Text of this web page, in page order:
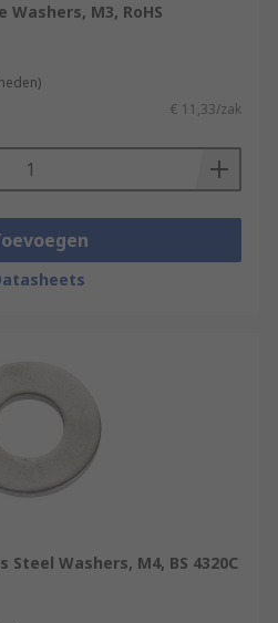
nickel plated.
of washers are round
of a screw of bolt.
washers for use
head.
range of thicknesses
can provide
Washers, M3, RoHS
€ 11,33/zak
Steel Washers, M4, BS 4320C